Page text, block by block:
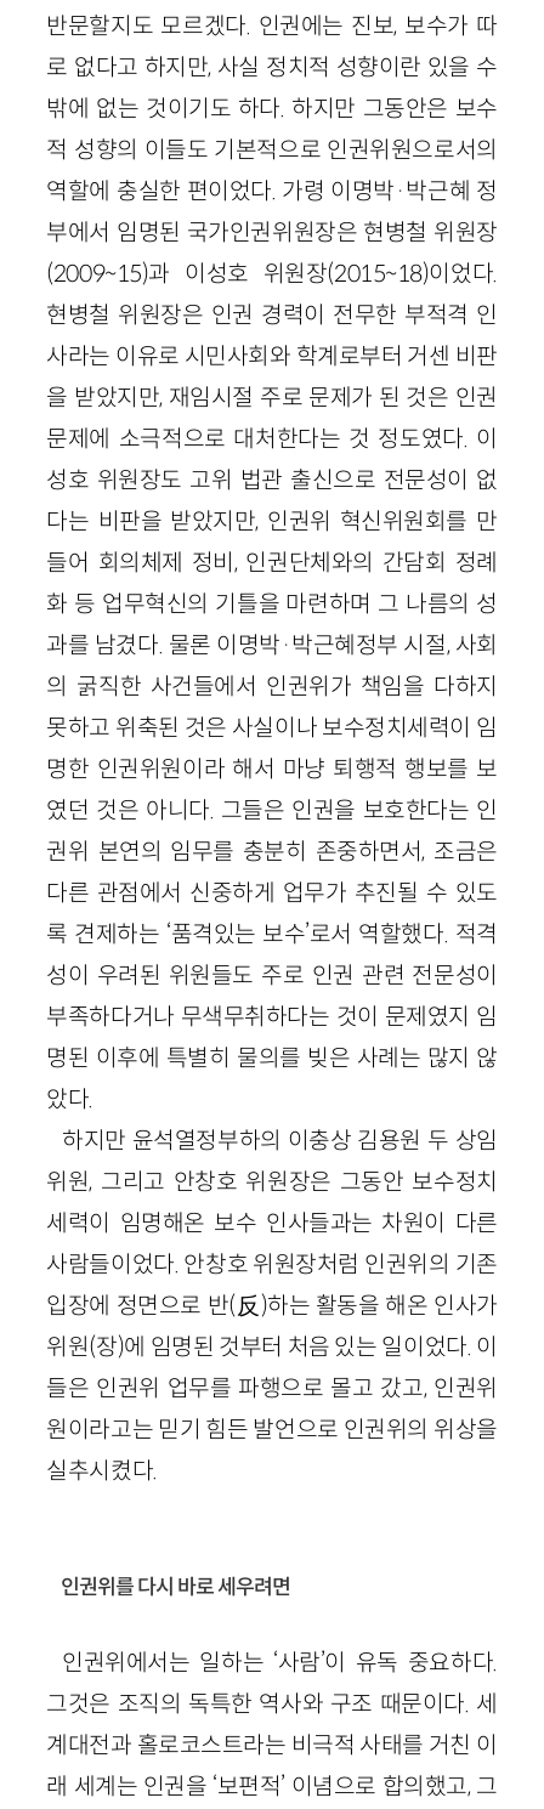
반문할지도 모르겠다. 인권에는 진보, 보수가 따
로 없다고 하지만, 사실 정치적 성향이란 있을 수
밖에 없는 것이기도 하다. 하지만 그동안은 보수
적 성향의 이들도 기본적으로 인권위원으로서의
역할에 충실한 편이었다. 가령 이명박·박근혜 정
부에서 임명된 국가인권위원장은 현병철 위원장
(2009~15)과 이성호 위원장(2015~18)이었다.
현병철 위원장은 인권 경력이 전무한 부적격 인
사라는 이유로 시민사회와 학계로부터 거센 비판
을 받았지만, 재임시절 주로 문제가 된 것은 인권
문제에 소극적으로 대처한다는 것 정도였다. 이
성호 위원장도 고위 법관 출신으로 전문성이 없
다는 비판을 받았지만, 인권위 혁신위원회를 만
들어 회의체제 정비, 인권단체와의 간담회 정례
화 등 업무혁신의 기틀을 마련하며 그 나름의 성
과를 남겼다. 물론 이명박·박근혜정부 시절, 사회
의 굵직한 사건들에서 인권위가 책임을 다하지
못하고 위축된 것은 사실이나 보수정치세력이 임
명한 인권위원이라 해서 마냥 퇴행적 행보를 보
였던 것은 아니다. 그들은 인권을 보호한다는 인
권위 본연의 임무를 충분히 존중하면서, 조금은
다른 관점에서 신중하게 업무가 추진될 수 있도
록 견제하는 ‘품격있는 보수’로서 역할했다. 적격
성이 우려된 위원들도 주로 인권 관련 전문성이
부족하다거나 무색무취하다는 것이 문제였지 임
명된 이후에 특별히 물의를 빚은 사례는 많지 않
았다.
하지만 윤석열정부하의 이충상 김용원 두 상임
위원, 그리고 안창호 위원장은 그동안 보수정치
세력이 임명해온 보수 인사들과는 차원이 다른
사람들이었다. 안창호 위원장처럼 인권위의 기존
입장에 정면으로 반(反)하는 활동을 해온 인사가
위원(장)에 임명된 것부터 처음 있는 일이었다. 이
들은 인권위 업무를 파행으로 몰고 갔고, 인권위
원이라고는 믿기 힘든 발언으로 인권위의 위상을
실추시켰다.
인권위를 다시 바로 세우려면
인권위에서는 일하는 ‘사람’이 유독 중요하다.
그것은 조직의 독특한 역사와 구조 때문이다. 세
계대전과 홀로코스트라는 비극적 사태를 거친 이
래 세계는 인권을 ‘보편적’ 이념으로 합의했고, 그